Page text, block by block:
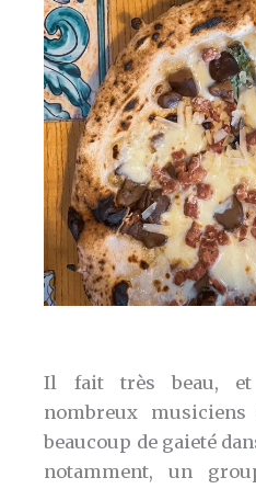
Il fait très beau, et
nombreux
beaucoup de gaieté
notamment, un